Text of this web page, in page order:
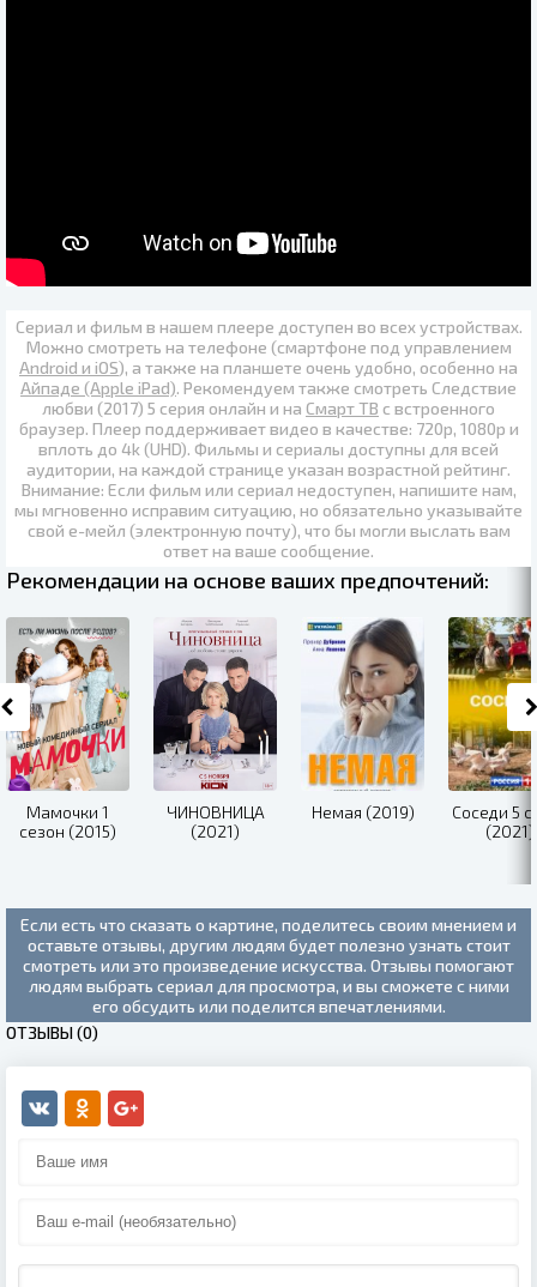
Сериал и фильм в нашем плеере доступен во всех устройствах.
Можно смотреть на телефоне (смартфоне под управлением
Android и iOS), а также на планшете очень удобно, особенно на
Айпаде (Apple iPad). Рекомендуем также смотреть Следствие
любви (2017) 5 серия онлайн и на Смарт ТВ с встроенного
браузер. Плеер поддерживает видео в качестве: 720p, 1080p и
вплоть до 4k (UHD). Фильмы и сериалы доступны для всей
аудитории, на каждой странице указан возрастной рейтинг.
Внимание: Если фильм или сериал недоступен, напишите нам,
мы мгновенно исправим ситуацию, но обязательно указывайте
свой е-мейл (электронную почту), что бы могли выслать вам
ответ на ваше сообщение.
Рекомендации на основе ваших предпочтений:
Мамочки 1
сезон (2015)
ЧИНОВНИЦА
(2021)
Немая (2019)
Соседи 5
(2021)
Если есть что сказать о картине, поделитесь своим мнением и
оставьте отзывы, другим людям будет полезно узнать стоит
смотреть или это произведение искусства. Отзывы помогают
людям выбрать сериал для просмотра, и вы сможете с ними
его обсудить или поделится впечатлениями.
ОТЗЫВЫ (0)